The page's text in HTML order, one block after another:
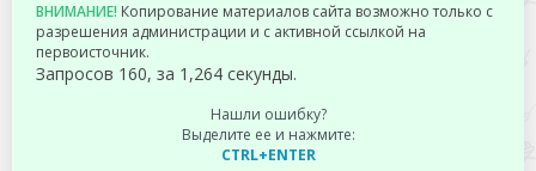
ВНИМАНИЕ! Копирование материалов сайта возможно только с
разрешения администрации и с активной ссылкой на
первоисточник.
Запросов 160, за 1,264 секунды.
Нашли ошибку?
Выделите ее и нажмите:
CTRL+ENTER